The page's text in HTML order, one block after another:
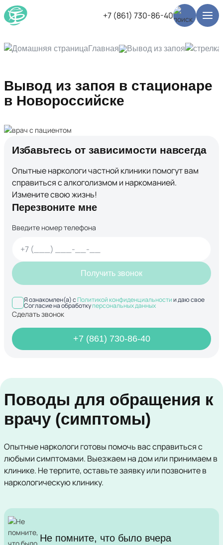
+7 (861) 730-86-40
Главная Вывод из запоя
Вывод из запоя в стационаре
в Новороссийске
Избавьтесь от зависимости навсегда
Опытные наркологи частной клиники помогут вам
справиться с алкоголизмом и наркоманией.
Измените свою жизнь!
Перезвоните мне
Введите номер телефона
Получить звонок
Я ознакомлен(а) сПолитикой конфиденциальностии даю свое
Согласие на обработкуперсональных данных
Сделать звонок
+7 (861) 730-86-40
Поводы для обращения к
врачу (симптомы)
Опытные наркологи готовы помочь вас справиться с
любыми симптомами. Выезжаем на дом или принимаем в
клинике. Не терпите, оставьте заявку или позвоните в
наркологическую клинику.
Не помните, что было вчера